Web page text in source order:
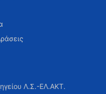
Λ.Σ.-ΕΛ.ΑΚΤ.